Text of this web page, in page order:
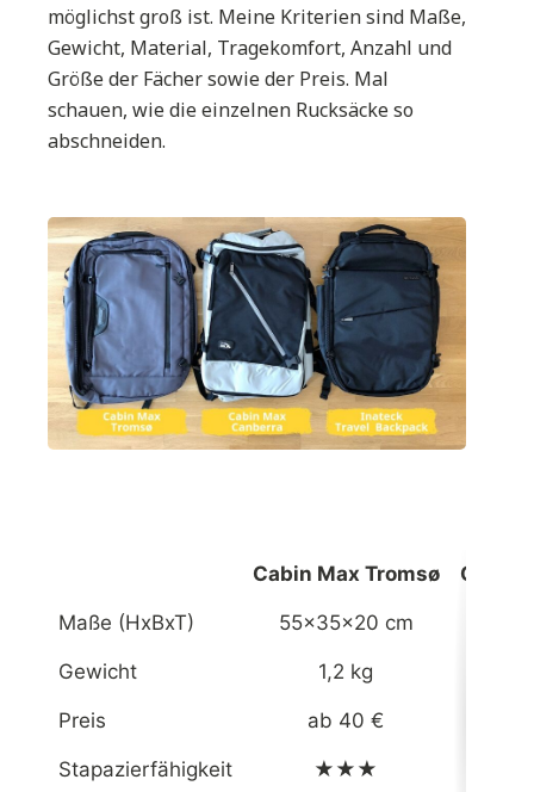
möglichst groß ist. Meine Kriterien sind Maße,
Gewicht, Material, Tragekomfort, Anzahl und
Größe der Fächer sowie der Preis. Mal
schauen, wie die einzelnen Rucksäcke so
abschneiden.
Cabin Max Tromsø Cabin
Maße (HxBxT) 55x35x20 cm
Gewicht 1,2 kg
Preis ab 40 €
Stapazierfähigkeit ★★★